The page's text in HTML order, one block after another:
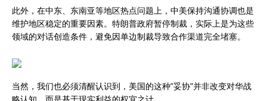
此外，在中东、东南亚等地区热点问题上，中美保持沟通协调也是
维护地区稳定的重要因素。特朗普政府暂停制裁，实际上是为这些
领域的对话创造条件，避免因单边制裁导致合作渠道完全堵塞。
当然，我们也必须清醒认识到，美国的这种”妥协”并非改变对华战